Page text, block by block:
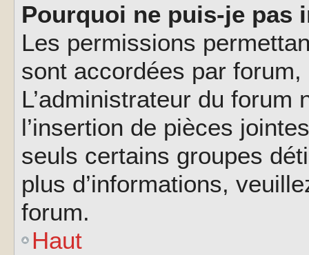
Pourquoi ne puis-je pas
Les permissions
sont accordées par
L’administrateur du forum
l’insertion de pièces
seuls certains groupes
plus d’informations,
forum.
Haut